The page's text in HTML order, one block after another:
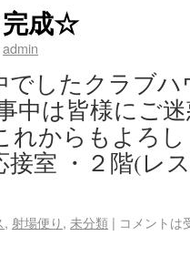
成☆
admin
でしたクラブ
中は皆様にご
れからもよろ
接室 ・２階(
, 射場便り, 未分類 | コメントは